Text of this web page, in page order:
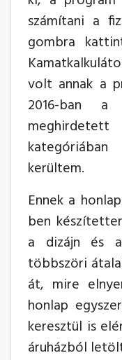
számítani a
gombra
volt annak a
2016-ban
kerültem.
Ennek a
ben
a dizájn és
többszöri
át, mire
honlap
keresztül is
áruházból